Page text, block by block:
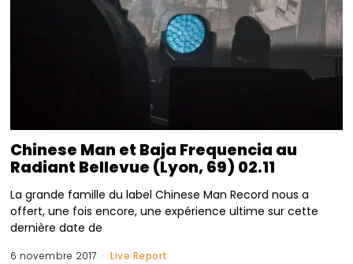
Chinese Man et Baja Frequencia au
Radiant Bellevue (Lyon, 69) 02.11
La grande famille du label Chinese Man Record nous a
offert, une fois encore, une expérience ultime sur cette
dernière date de
6 novembre 2017 Live Report